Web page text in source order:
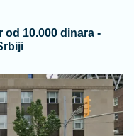
od 10.000 dinara -